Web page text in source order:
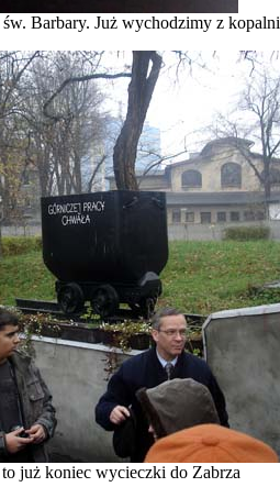
Barbary. Już wychodzimy z kopalni
już koniec wycieczki do Zabrza